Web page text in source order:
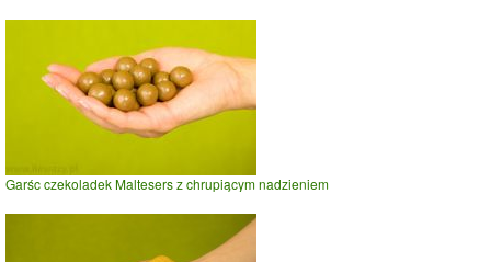
Garśc czekoladek Maltesers z chrupiącym nadzieniem